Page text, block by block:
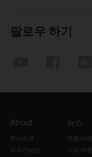
팔로우 하기
About
회사소개
지속가능성
뉴스
제품·티
수상 자료